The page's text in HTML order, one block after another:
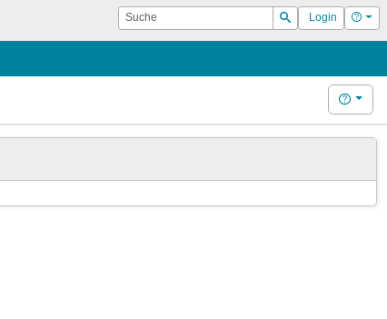
Suche
Suchen
Login Hilfe
Hilfe